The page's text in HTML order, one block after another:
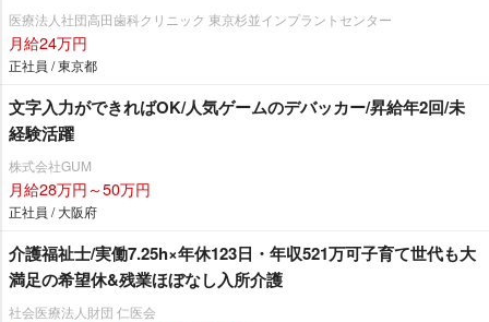
医療法人社団高田歯科クリニック 東京杉並インプラントセンター
月給24万円
正社員 / 東京都
文字入力ができればOK/人気ゲームのデバッカー/昇給年2回/未
経験活躍
株式会社GUM
月給28万円～50万円
正社員 / 大阪府
介護福祉士/実働7.25h×年休123日・年収521万可子育て世代も大
満足の希望休&残業ほぼなし入所介護
社会医療法人財団 仁医会